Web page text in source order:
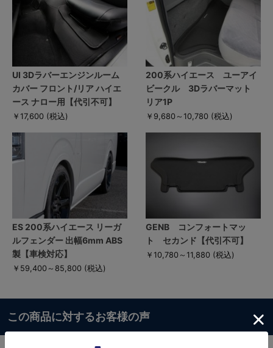
UI 3Dラバーエンジンルーム
カバー フロント/リア ハイエ
ース ナロー用【代引不可】
￥17,600 (税込)
200系ハイエース ユーアイ
ビークル 3Dラバーマット
リア1P
￥9,680～10,780 (税込)
ES 200系ハイエース リーガ
ルフェンダー 出幅6mm ABS
製【車検対応】
￥59,400～85,800 (税込)
GENB コンフォートマッ
ト セカンド【代引不可】
￥10,780～11,880 (税込)
この商品に対するお客様の声